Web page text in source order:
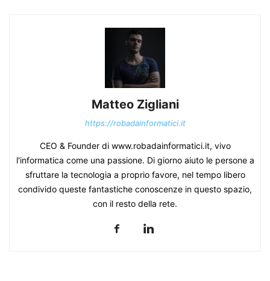
Matteo Zigliani
https://robadainformatici.it
CEO & Founder di www.robadainformatici.it, vivo
l'informatica come una passione. Di giorno aiuto le persone a
sfruttare la tecnologia a proprio favore, nel tempo libero
condivido queste fantastiche conoscenze in questo spazio,
con il resto della rete.